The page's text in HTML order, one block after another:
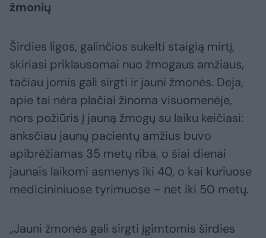
žmonių
Širdies ligos, galinčios sukelti staigią mirtį,
skiriasi priklausomai nuo žmogaus amžiaus,
tačiau jomis gali sirgti ir jauni žmonės. Deja,
apie tai nėra plačiai žinoma visuomenėje,
nors požiūris į jauną žmogų su laiku keičiasi:
anksčiau jaunų pacientų amžius buvo
apibrėžiamas 35 metų riba, o šiai dienai
jaunais laikomi asmenys iki 40, o kai kuriuose
medicininiuose tyrimuose – net iki 50 metų.
„Jauni žmonės gali sirgti įgimtomis širdies